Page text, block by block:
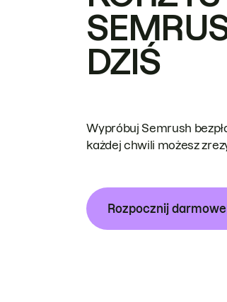
DZIŚ
Wypróbuj Semrush
każdej chwili możesz
Rozpocznij